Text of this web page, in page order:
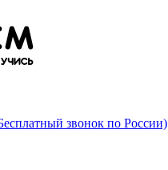
звонок по России)